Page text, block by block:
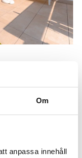
Om
anpassa innehåll
de la Horadada
restaurantes,
en coche puede
Blanca para obtener